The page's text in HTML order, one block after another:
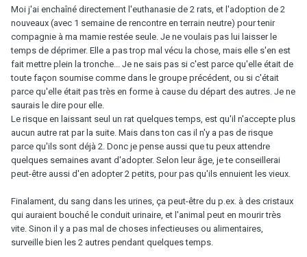
Moi j'ai enchaîné directement l'euthanasie de 2 rats, et l'adoption de 2
nouveaux (avec 1 semaine de rencontre en terrain neutre) pour tenir
compagnie à ma mamie restée seule. Je ne voulais pas lui laisser le
temps de déprimer. Elle a pas trop mal vécu la chose, mais elle s'en est
fait mettre plein la tronche... Je ne sais pas si c'est parce qu'elle était de
toute façon soumise comme dans le groupe précédent, ou si c'était
parce qu'elle était pas très en forme à cause du départ des autres. Je ne
saurais le dire pour elle.
Le risque en laissant seul un rat quelques temps, est qu'il n'accepte plus
aucun autre rat par la suite. Mais dans ton cas il n'y a pas de risque
parce qu'ils sont déjà 2. Donc je pense aussi que tu peux attendre
quelques semaines avant d'adopter. Selon leur âge, je te conseillerai
peut-être aussi d'en adopter 2 petits, pour pas qu'ils ennuient les vieux.
Finalament, du sang dans les urines, ça peut-être du p.ex. à des cristaux
qui auraient bouché le conduit urinaire, et l'animal peut en mourir très
vite. Sinon il y a pas mal de choses infectieuses ou alimentaires,
surveille bien les 2 autres pendant quelques temps.